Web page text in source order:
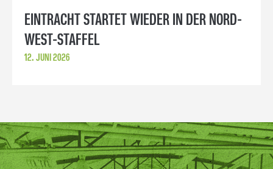
EINTRACHT STARTET WIEDER IN DER NORD-
WEST-STAFFEL
12. JUNI 2026